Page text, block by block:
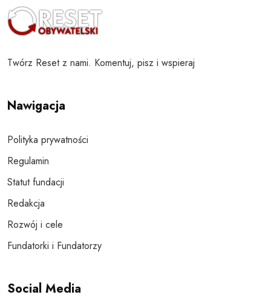
Twórz Reset z nami. Komentuj, pisz i wspieraj
Nawigacja
Polityka prywatności
Regulamin
Statut fundacji
Redakcja
Rozwój i cele
Fundatorki i Fundatorzy
Social Media